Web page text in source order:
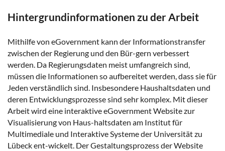
Hintergrundinformationen zu der Arbeit
Mithilfe von eGovernment kann der Informationstransfer
zwischen der Regierung und den Bür-gern verbessert
werden. Da Regierungsdaten meist umfangreich sind,
müssen die Informationen so aufbereitet werden, dass sie für
Jeden verständlich sind. Insbesondere Haushaltsdaten und
deren Entwicklungsprozesse sind sehr komplex. Mit dieser
Arbeit wird eine interaktive eGovernment Website zur
Visualisierung von Haus-haltsdaten am Institut für
Multimediale und Interaktive Systeme der Universität zu
Lübeck ent-wickelt. Der Gestaltungsprozess der Website